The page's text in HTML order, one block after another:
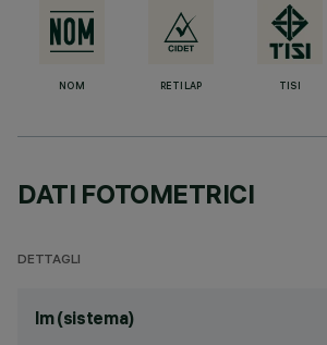
NOM RETILAP TISI
DATI FOTOMETRICI
DETTAGLI
lm (sistema)